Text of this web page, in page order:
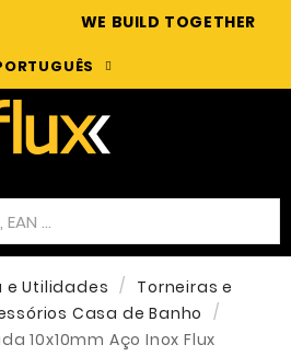
WE BUILD TOGETHER
e Utilidades
Torneiras e
Casa de Banho
10x10mm Aço Inox Flux